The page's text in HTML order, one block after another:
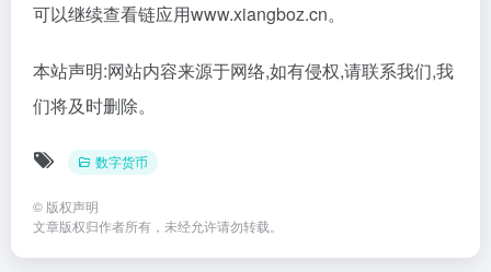
可以继续查看链应用www.xiangboz.cn。
本站声明:网站内容来源于网络,如有侵权,请联系我们,我
们将及时删除。
数字货币
© 版权声明
文章版权归作者所有，未经允许请勿转载。